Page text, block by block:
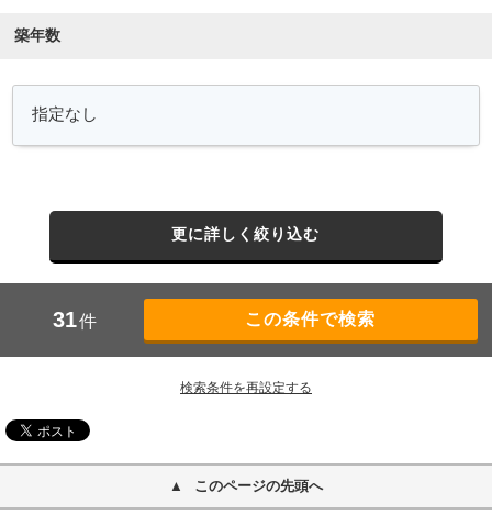
築年数
更に詳しく絞り込む
31件
検索条件を再設定する
このページの先頭へ